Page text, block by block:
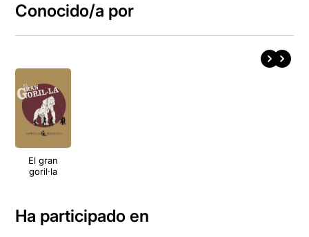
Conocido/a por
El gran
goril·la
Ha participado en